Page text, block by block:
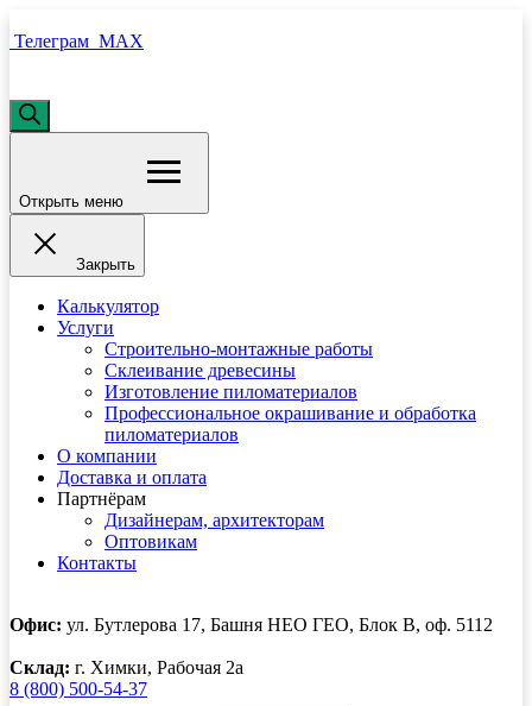
Телеграм MAX
Поиск
товаров
Открыть меню
Закрыть
Калькулятор
Услуги
Строительно-монтажные работы
Склеивание древесины
Изготовление пиломатериалов
Профессиональное окрашивание и обработка
пиломатериалов
О компании
Доставка и оплата
Партнёрам
Дизайнерам, архитекторам
Оптовикам
Контакты
Офис: ул. Бутлерова 17, Башня НЕО ГЕО, Блок В, оф. 5112
Склад: г. Химки, Рабочая 2а
8 (800) 500-54-37